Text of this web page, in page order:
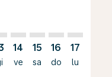
14
ve
15
sa
16
do
17
lu